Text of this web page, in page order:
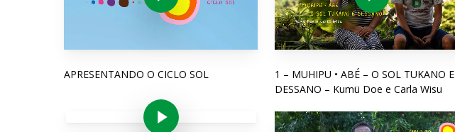
APRESENTANDO O CICLO SOL
1 – MUHIPU • ABÉ – O SOL TUKANO E
DESSANO – Kumü Doe e Carla Wisu
Play Video